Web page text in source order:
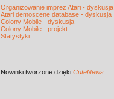
Organizowanie imprez Atari - dyskusja
Atari demoscene database - dyskusja
Colony Mobile - dyskusja
Colony Mobile - projekt
Statystyki
tworzone dzięki CuteNews